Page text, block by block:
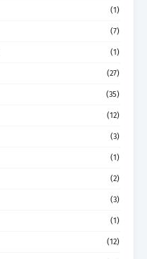
(1)
(7)
(1)
(27)
(35)
(12)
(3)
(1)
(2)
(3)
(1)
(12)